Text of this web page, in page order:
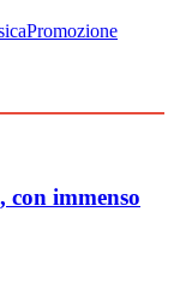
Promozione
con immenso